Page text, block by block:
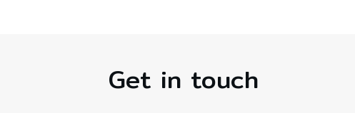
Get in touch